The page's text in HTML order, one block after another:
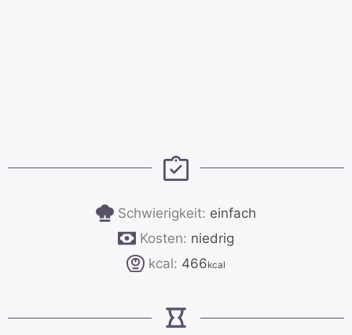
Schwierigkeit: einfach
Kosten: niedrig
kcal: 466kcal